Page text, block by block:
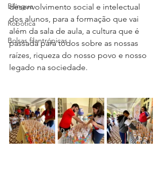
Bilíngue
Robótica
Bolsas filantrópicas
desenvolvimento social e intelectual
dos alunos, para a formação que vai
além da sala de aula, a cultura que é
passada para todos sobre as nossas
raízes, riqueza do nosso povo e nosso
legado na sociedade.